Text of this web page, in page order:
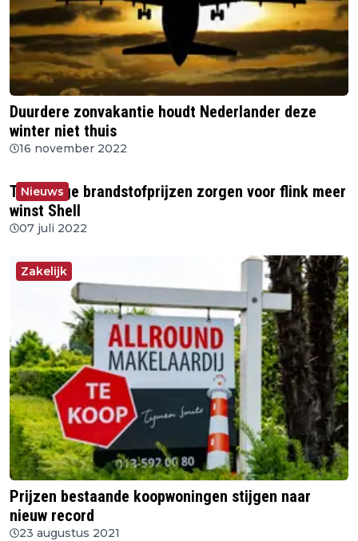
Duurdere zonvakantie houdt Nederlander deze
winter niet thuis
16 november 2022
Nieuws
Torenhoge brandstofprijzen zorgen voor flink meer
winst Shell
07 juli 2022
Zakelijk
Prijzen bestaande koopwoningen stijgen naar
nieuw record
23 augustus 2021